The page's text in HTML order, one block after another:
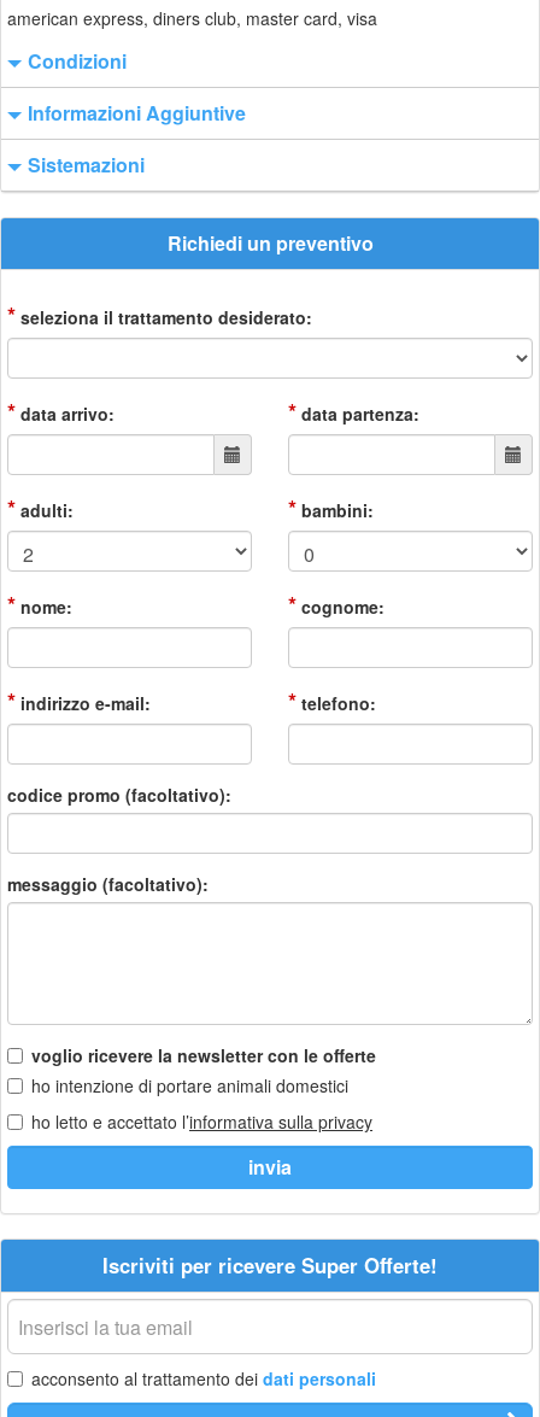
american express, diners club, master card, visa
Condizioni
Informazioni Aggiuntive
Sistemazioni
Richiedi un preventivo
* seleziona il trattamento desiderato:
* data arrivo: * data partenza:
* adulti: * bambini:
* nome: * cognome:
* indirizzo e-mail: * telefono:
codice promo (facoltativo):
messaggio (facoltativo):
voglio ricevere la newsletter con le offerte
ho intenzione di portare animali domestici
ho letto e accettato l’informativa sulla privacy
Iscriviti per ricevere Super Offerte!
La
tua
email
acconsento al trattamento dei dati personali